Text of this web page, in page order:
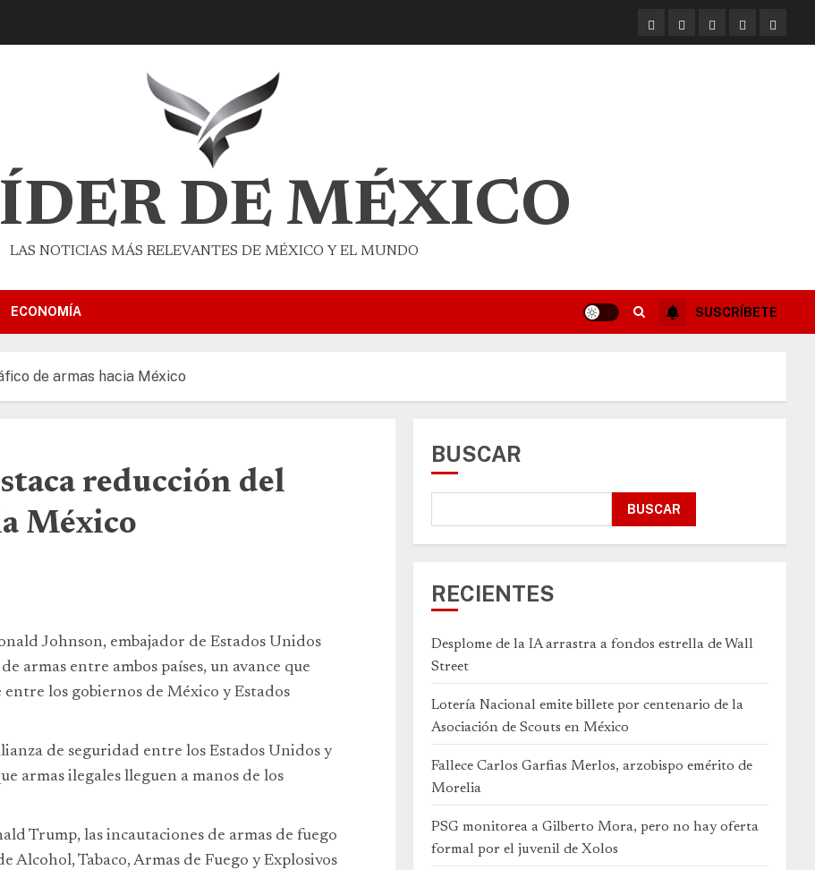
DE MÉXICO
LAS NOTICIAS MÁS RELEVANTES DE MÉXICO Y EL MUNDO
ECONOMÍA SUSCRÍBETE
de armas hacia México
reducción del
México
Johnson, embajador de Estados Unidos
armas entre ambos países, un avance que
los gobiernos de México y Estados
de seguridad entre los Estados Unidos y
armas ilegales lleguen a manos de los
Trump, las incautaciones de armas de fuego
Alcohol, Tabaco, Armas de Fuego y Explosivos
BUSCAR
BUSCAR
RECIENTES
Desplome de la IA arrastra a fondos estrella de Wall
Street
Lotería Nacional emite billete por centenario de la
Asociación de Scouts en México
Fallece Carlos Garfias Merlos, arzobispo emérito de
Morelia
PSG monitorea a Gilberto Mora, pero no hay oferta
formal por el juvenil de Xolos